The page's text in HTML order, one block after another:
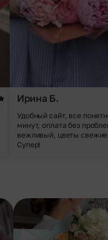
Ирина Б.
Удобный сайт, все
минут, оплата без
вежливый, цветы
Супер!